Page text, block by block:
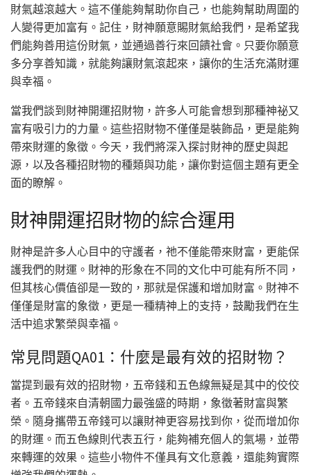
財氣越滾越大。這不僅能夠幫助你自己，也能夠幫助周圍的
人變得更加富有。記住，財神願意賜財氣給我們，是希望我
們能夠善用這份財氣，並通過善行來回饋社會。只要你願意
多分享善知識，就能夠讓財氣滾起來，讓你的生活充滿財運
與幸福。
當我們談到財神開運招財物，許多人可能會想到那種神祕又
富有吸引力的力量。這些招財物不僅僅是裝飾品，更是能夠
帶來財運的象徵。今天，我們將深入探討財神的歷史與起
源，以及各種招財物的種類與功能，讓你對這個主題有更全
面的瞭解。
財神開運招財物的綜合運用
財神是許多人心目中的守護者，祂不僅能帶來財富，更能保
護我們的財運。財神的形象在不同的文化中可能有所不同，
但其核心價值卻是一致的，那就是保護和增加財富。財神不
僅僅是財富的象徵，更是一種精神上的支持，鼓勵我們在生
活中追求繁榮與幸福。
常見問題QA01：什麼是最有效的招財物？
當提到最有效的招財物，五帝錢和五色線無疑是其中的佼佼
者。五帝錢來自清朝國力最強盛的時期，象徵著財富與繁
榮。隨身攜帶五帝錢可以讓財神更容易找到你，從而增加你
的財運。而五色線則代表五行，能夠補充個人的氣場，並帶
來轉運的效果。這些小物件不僅具有文化意義，還能夠實際